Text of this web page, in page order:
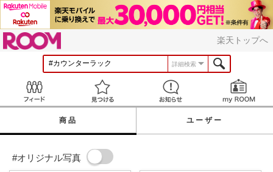
楽天トップへ
詳細検索
見つける お知らせ
商品 ユーザー
#オリジナル写真